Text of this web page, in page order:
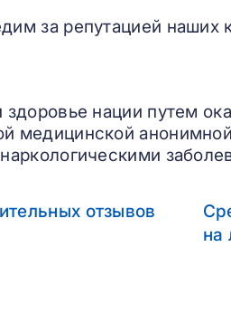
за репутацией наших
нации путем
медицинской
отзывов
на